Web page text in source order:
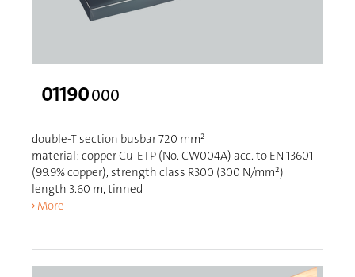
01190000
double-T section busbar 720 mm²
material: copper Cu-ETP (No. CW004A) acc. to EN 13601
(99.9% copper), strength class R300 (300 N/mm²)
length 3.60 m, tinned
More